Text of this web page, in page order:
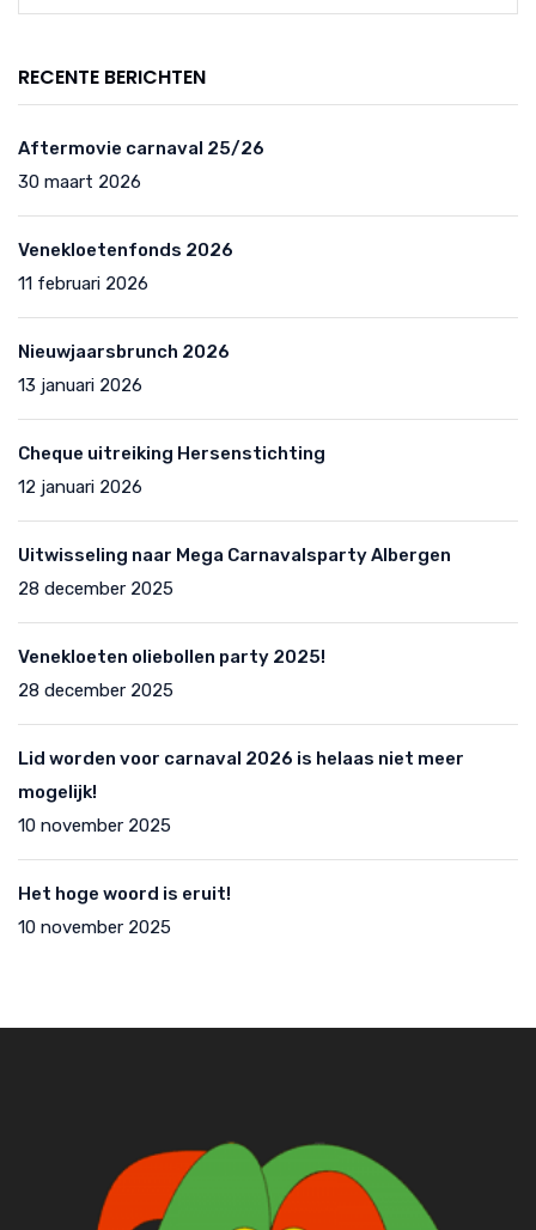
RECENTE BERICHTEN
Aftermovie carnaval 25/26
30 maart 2026
Venekloetenfonds 2026
11 februari 2026
Nieuwjaarsbrunch 2026
13 januari 2026
Cheque uitreiking Hersenstichting
12 januari 2026
Uitwisseling naar Mega Carnavalsparty Albergen
28 december 2025
Venekloeten oliebollen party 2025!
28 december 2025
Lid worden voor carnaval 2026 is helaas niet meer
mogelijk!
10 november 2025
Het hoge woord is eruit!
10 november 2025